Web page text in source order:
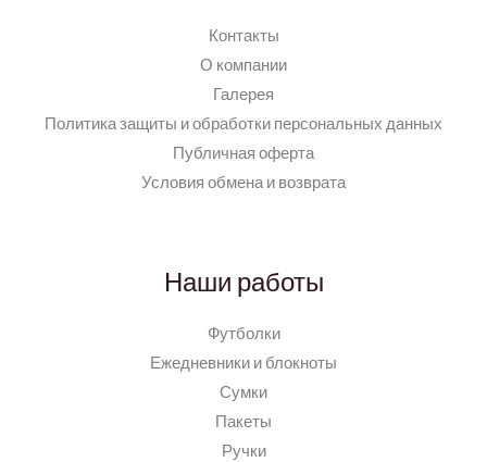
Контакты
О компании
Галерея
Политика защиты и обработки персональных данных
Публичная оферта
Условия обмена и возврата
Наши работы
Футболки
Ежедневники и блокноты
Сумки
Пакеты
Ручки